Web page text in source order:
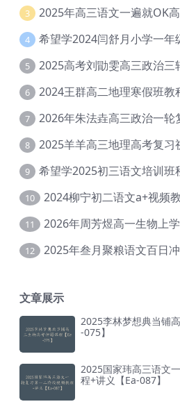
3
4
5
6 2024王群高二地理寒假班教
7 2026年朱法垚高三政治一轮
8
9
10
11
12
文章展示
2025李林梦想典当铺
-075】
2025国家玮高三语文
程+讲义【Ea-087】